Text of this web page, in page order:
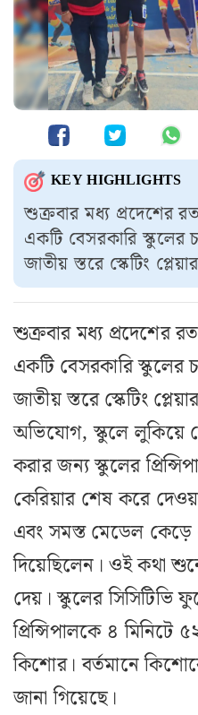
KEY HIGHLIGHTS
শুক্রবার মধ্য প্রদেশের
একটি বেসরকারি স্কুলের
জাতীয় স্তরে স্কেটিং
শুক্রবার মধ্য প্রদেশের
একটি বেসরকারি স্কুলের
জাতীয় স্তরে স্কেটিং
অভিযোগ, স্কুলে লুকিয়ে
করার জন্য স্কুলের
কেরিয়ার শেষ করে
এবং সমস্ত মেডেল
দিয়েছিলেন। ওই কথা
দেয়। স্কুলের সিসিটিভি
প্রিন্সিপালকে ৪ মিনিটে
কিশোর। বর্তমানে
জানা গিয়েছে।